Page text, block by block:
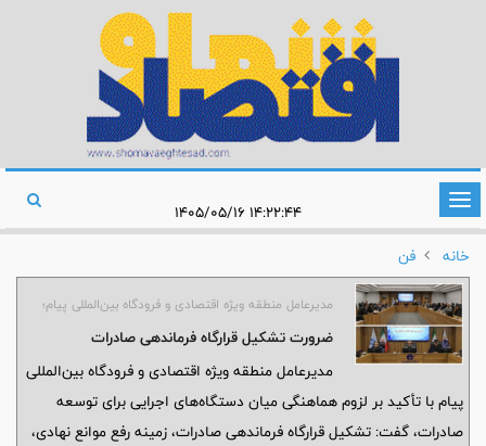
تغییر
وضعیت
ناوبری
خانه
فن
مدیرعامل منطقه ویژه اقتصادی و فرودگاه بین‌المللی پیام؛
ضرورت تشكیل قرارگاه فرماندهی صادرات
مدیرعامل منطقه ویژه اقتصادی و فرودگاه بین‌المللی
پیام با تأکید بر لزوم هماهنگی میان دستگاه‌های اجرایی برای توسعه
صادرات، گفت: تشکیل قرارگاه فرماندهی صادرات، زمینه رفع موانع نهادی،